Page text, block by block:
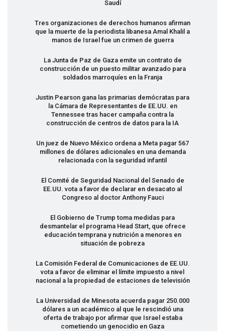
Saudí
Tres organizaciones de derechos humanos afirman
que la muerte de la periodista libanesa Amal Khalil a
manos de Israel fue un crimen de guerra
La Junta de Paz de Gaza emite un contrato de
construcción de un puesto militar avanzado para
soldados marroquíes en la Franja
Justin Pearson gana las primarias demócratas para
la Cámara de Representantes de EE.UU. en
Tennessee tras hacer campaña contra la
construcción de centros de datos para la IA
Un juez de Nuevo México ordena a Meta pagar 567
millones de dólares adicionales en una demanda
relacionada con la seguridad infantil
El Comité de Seguridad Nacional del Senado de
EE.UU. vota a favor de declarar en desacato al
Congreso al doctor Anthony Fauci
El Gobierno de Trump toma medidas para
desmantelar el programa Head Start, que ofrece
educación temprana y nutrición a menores en
situación de pobreza
La Comisión Federal de Comunicaciones de EE.UU.
vota a favor de eliminar el límite impuesto a nivel
nacional a la propiedad de estaciones de televisión
La Universidad de Minesota acuerda pagar 250.000
dólares a un académico al que le rescindió una
oferta de trabajo por afirmar que Israel estaba
cometiendo un genocidio en Gaza